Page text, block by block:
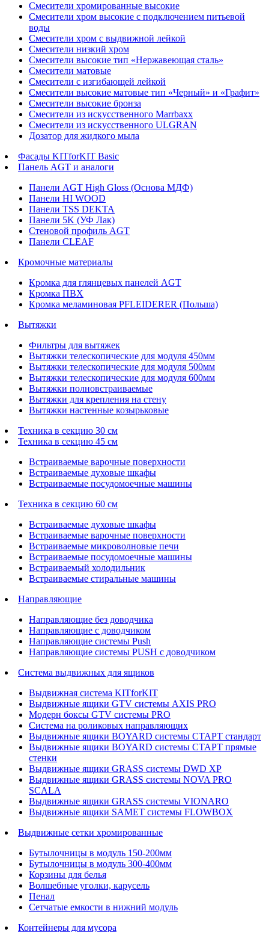
Смесители хромированные высокие
Смесители хром высокие с подключением питьевой
воды
Смесители хром с выдвижной лейкой
Смесители низкий хром
Смесители высокие тип «Нержавеющая сталь»
Смесители матовые
Смесители с изгибающей лейкой
Смесители высокие матовые тип «Черный» и «Графит»
Смесители высокие бронза
Смесители из искусственного Marrbaxx
Смесители из искусственного ULGRAN
Дозатор для жидкого мыла
Фасады KITforKIT Basic
Панель AGT и аналоги
Панели AGT High Gloss (Основа МДФ)
Панели HI WOOD
Панели TSS DEKTA
Панели 5K (УФ Лак)
Стеновой профиль AGT
Панели CLEAF
Кромочные материалы
Кромка для глянцевых панелей AGT
Кромка ПВХ
Кромка меламиновая PFLEIDERER (Польша)
Вытяжки
Фильтры для вытяжек
Вытяжки телескопические для модуля 450мм
Вытяжки телескопические для модуля 500мм
Вытяжки телескопические для модуля 600мм
Вытяжки полновстраиваемые
Вытяжки для крепления на стену
Вытяжки настенные козырьковые
Техника в секцию 30 см
Техника в секцию 45 см
Встраиваемые варочные поверхности
Встраиваемые духовые шкафы
Встраиваемые посудомоечные машины
Техника в секцию 60 см
Встраиваемые духовые шкафы
Встраиваемые варочные поверхности
Встраиваемые микроволновые печи
Встраиваемые посудомоечные машины
Встраиваемый холодильник
Встраиваемые стиральные машины
Направляющие
Направляющие без доводчика
Направляющие с доводчиком
Направляющие системы Push
Направляющие системы PUSH с доводчиком
Система выдвижных для ящиков
Выдвижная система KITforKIT
Выдвижные ящики GTV системы AXIS PRO
Модерн боксы GTV системы PRO
Система на роликовых направляющих
Выдвижные ящики BOYARD системы СТАРТ стандарт
Выдвижные ящики BOYARD системы СТАРТ прямые
стенки
Выдвижные ящики GRASS системы DWD XP
Выдвижные ящики GRASS системы NOVA PRO
SCALA
Выдвижные ящики GRASS системы VIONARO
Выдвижные ящики SAMET системы FLOWBOX
Выдвижные сетки хромированные
Бутылочницы в модуль 150-200мм
Бутылочницы в модуль 300-400мм
Корзины для белья
Волшебные уголки, карусель
Пенал
Cетчатые емкости в нижний модуль
Контейнеры для мусора